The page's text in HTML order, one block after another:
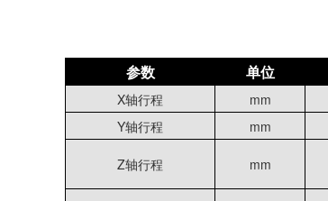
参数 单位
X轴行程 mm
Y轴行程
mm
Z轴行程 mm